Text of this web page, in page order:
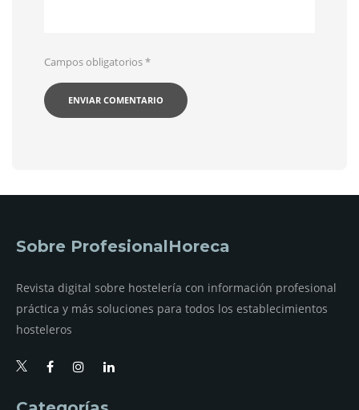
Campos obligatorios*
Sobre ProfesionalHoreca
Revista digital sobre hostelería con información profesional
práctica y más soluciones para todos los establecimientos
hosteleros